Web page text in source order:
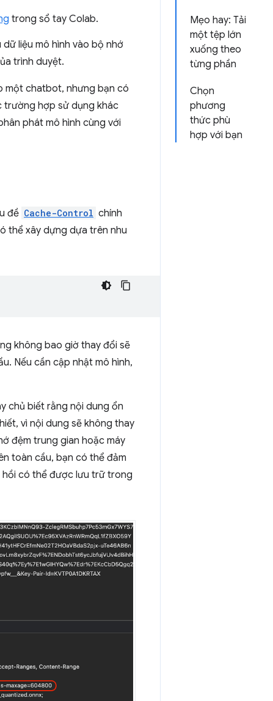
Mẹo hay: Tải
một tệp lớn
xuống theo
từng phần
Chọn
phương
thức phù
hợp với bạn
trong sổ tay Colab.
liệu mô hình vào bộ nhớ
trình duyệt.
một chatbot, nhưng bạn có
trường hợp sử dụng khác
phát mô hình cùng với
đề Cache-Control chính
thể xây dựng dựa trên nhu
không bao giờ thay đổi sẽ
Nếu cần cập nhật mô hình,
chủ biết rằng nội dung ổn
vì nội dung sẽ không thay
đệm trung gian hoặc máy
toàn cầu, bạn có thể đảm
có thể được lưu trữ trong